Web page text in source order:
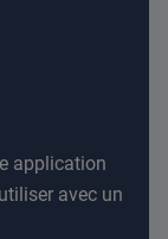
application
avec un